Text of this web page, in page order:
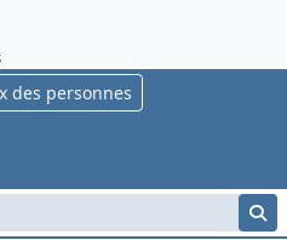
des personnes